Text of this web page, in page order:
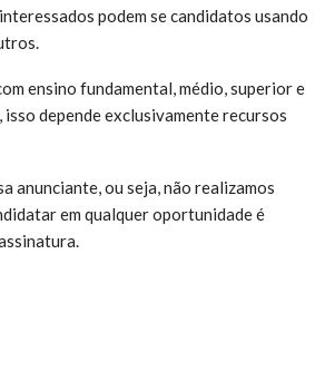
podem se candidatos usando
ensino fundamental, médio, superior e
depende exclusivamente recursos
anunciante, ou seja, não realizamos
em qualquer oportunidade é